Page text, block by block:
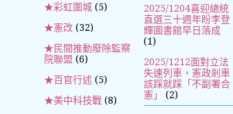
★彩虹圍城 (5)
★憲改 (32)
★民間推動廢除監察
院聯盟 (6)
★百官行述 (5)
★美中科技戰 (8)
2025/1204喜迎總統
直選三十週年盼李登
輝圖書館早日落成
(1)
2025/1212面對立法
失速列車，憲政剎車
該踩就踩「不副署合
憲」
(2)